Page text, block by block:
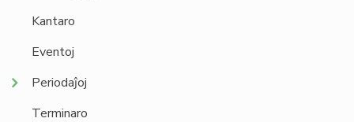
Kantaro
Eventoj
Periodaĵoj
Terminaro